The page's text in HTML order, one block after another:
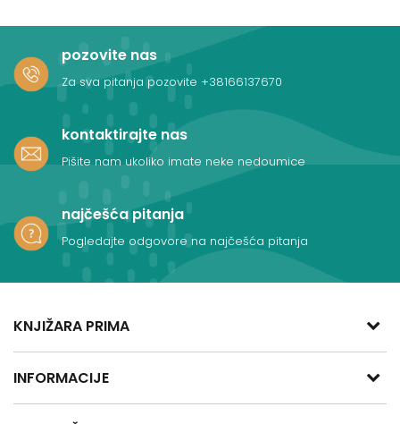
pozovite nas
Za sva pitanja pozovite +38166137670
kontaktirajte nas
Pišite nam ukoliko imate neke nedoumice
najčešća pitanja
Pogledajte odgovore na najčešća pitanja
KNJIŽARA PRIMA
Kralja Aleksandra Obrenovića 47
11400 Mladenovac, Srbija
INFORMACIJE